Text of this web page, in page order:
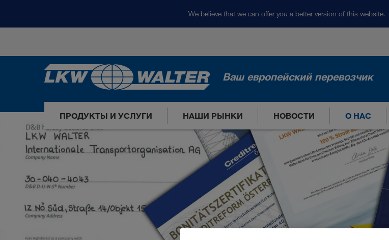
We believe that we can offer you a better version of this website.
Ваш европейский перевозчик
ПРОДУКТЫ И УСЛУГИ НАШИ РЫНКИ НОВОСТИ О НАС